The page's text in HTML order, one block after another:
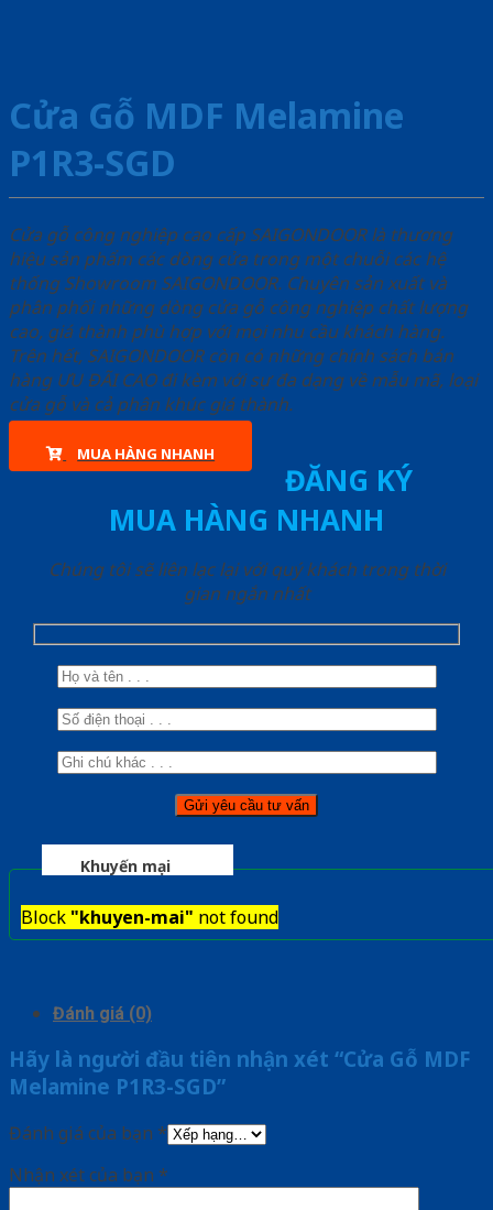
Cửa Gỗ MDF Melamine
P1R3-SGD
Cửa gỗ công nghiệp cao cấp SAIGONDOOR là thương
hiệu sản phẩm các dòng cửa trong một chuỗi các hệ
thống Showroom SAIGONDOOR. Chuyên sản xuất và
phân phối những dòng cửa gỗ công nghiệp chất lượng
cao, giá thành phù hợp với mọi nhu cầu khách hàng.
Trên hết, SAIGONDOOR còn có những chính sách bán
hàng ƯU ĐÃI CAO đi kèm với sự đa dạng về mẫu mã, loại
cửa gỗ và cả phân khúc giá thành.
MUA HÀNG NHANH
ĐĂNG KÝ
MUA HÀNG NHANH
Chúng tôi sẽ liên lạc lại với quý khách trong thời
gian ngắn nhất
Khuyến mại
Block "khuyen-mai" not found
Đánh giá (0)
Hãy là người đầu tiên nhận xét “Cửa Gỗ MDF
Melamine P1R3-SGD”
Đánh giá của bạn *
Nhận xét của bạn *